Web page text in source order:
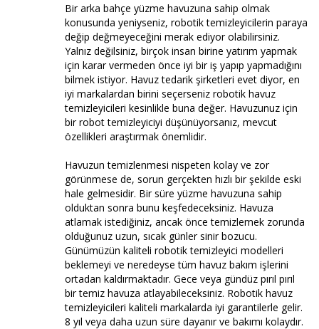
Bir arka bahçe yüzme havuzuna sahip olmak
konusunda yeniyseniz, robotik temizleyicilerin paraya
değip değmeyeceğini merak ediyor olabilirsiniz.
Yalnız değilsiniz, birçok insan birine yatırım yapmak
için karar vermeden önce iyi bir iş yapıp yapmadığını
bilmek istiyor. Havuz tedarik şirketleri evet diyor, en
iyi markalardan birini seçerseniz robotik havuz
temizleyicileri kesinlikle buna değer. Havuzunuz için
bir robot temizleyiciyi düşünüyorsanız, mevcut
özellikleri araştırmak önemlidir.
Havuzun temizlenmesi nispeten kolay ve zor
görünmese de, sorun gerçekten hızlı bir şekilde eski
hale gelmesidir. Bir süre yüzme havuzuna sahip
olduktan sonra bunu keşfedeceksiniz. Havuza
atlamak istediğiniz, ancak önce temizlemek zorunda
olduğunuz uzun, sıcak günler sinir bozucu.
Günümüzün kaliteli robotik temizleyici modelleri
beklemeyi ve neredeyse tüm havuz bakım işlerini
ortadan kaldırmaktadır. Gece veya gündüz pırıl pırıl
bir temiz havuza atlayabileceksiniz. Robotik havuz
temizleyicileri kaliteli markalarda iyi garantilerle gelir.
8 yıl veya daha uzun süre dayanır ve bakımı kolaydır.